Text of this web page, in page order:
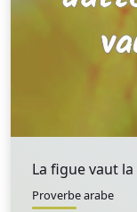
La figue vaut
Proverbe arabe